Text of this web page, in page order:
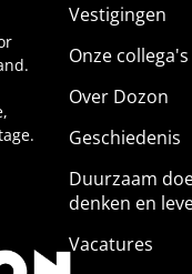
Vestigingen
Onze collega's
Over Dozon
Geschiedenis
Duurzaam
denken en
Vacatures